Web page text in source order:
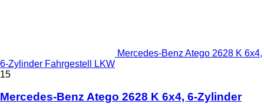
Mercedes-Benz Atego 2628 K 6x4,
6-Zylinder Fahrgestell LKW
15
Mercedes-Benz Atego 2628 K 6x4, 6-Zylinder